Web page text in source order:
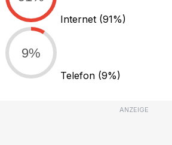
Internet (91%)
9%
Telefon (9%)
ANZEIGE